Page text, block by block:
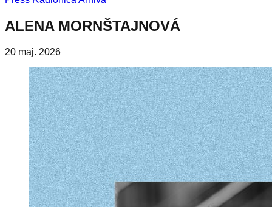
ALENA MORNŠTAJNOVÁ
20 maj. 2026